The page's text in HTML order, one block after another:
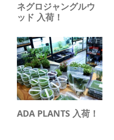
ネグロジャングルウ
ッド 入荷！
ADA PLANTS 入荷！